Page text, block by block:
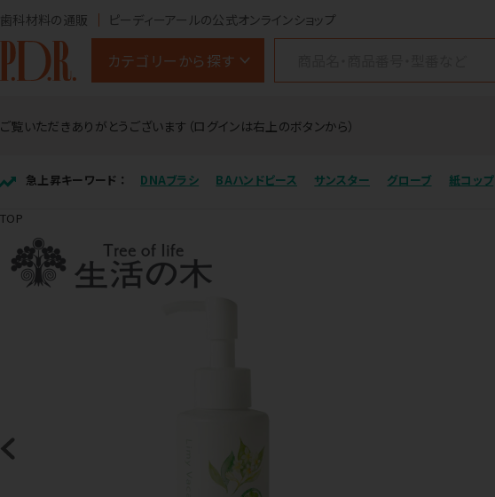
歯科材料の通販 ピーディーアールの公式オンラインショップ
カテゴリーから探す
ご覧いただきありがとうございます（ログインは右上のボタンから）
急上昇キーワード ： DNAブラシ BAハンドピース サンスター グローブ 紙コップ
TOP